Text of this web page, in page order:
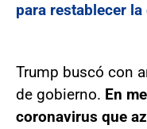
para restablecer
Trump buscó con
de gobierno. En
coronavirus que